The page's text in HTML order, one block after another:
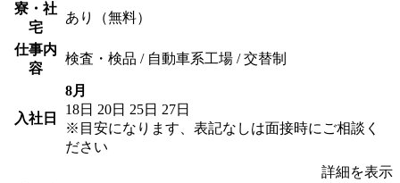
寮・社
宅
あり（無料）
仕事内
容
検査・検品 / 自動車系工場 / 交替制
入社日
8月
18日 20日 25日 27日
※目安になります、表記なしは面接時にご相談く
ださい
詳細を表示